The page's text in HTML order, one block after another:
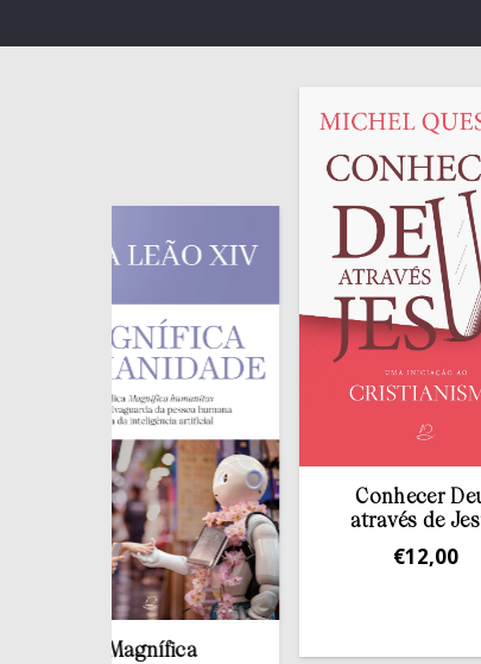
Conhecer Deus
através de Jesus